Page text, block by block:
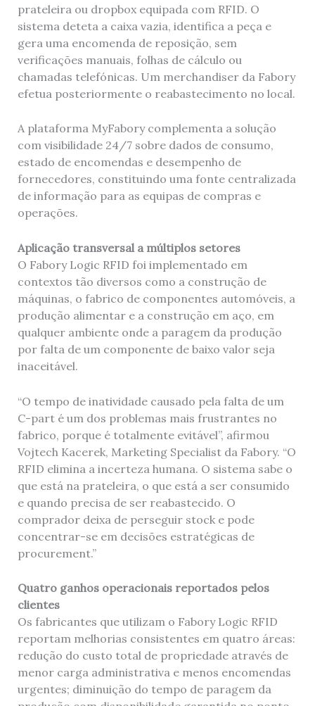
prateleira ou dropbox equipada com RFID. O
sistema deteta a caixa vazia, identifica a peça e
gera uma encomenda de reposição, sem
verificações manuais, folhas de cálculo ou
chamadas telefónicas. Um merchandiser da Fabory
efetua posteriormente o reabastecimento no local.
A plataforma MyFabory complementa a solução
com visibilidade 24/7 sobre dados de consumo,
estado de encomendas e desempenho de
fornecedores, constituindo uma fonte centralizada
de informação para as equipas de compras e
operações.
Aplicação transversal a múltiplos setores
O Fabory Logic RFID foi implementado em
contextos tão diversos como a construção de
máquinas, o fabrico de componentes automóveis, a
produção alimentar e a construção em aço, em
qualquer ambiente onde a paragem da produção
por falta de um componente de baixo valor seja
inaceitável.
“O tempo de inatividade causado pela falta de um
C-part é um dos problemas mais frustrantes no
fabrico, porque é totalmente evitável”, afirmou
Vojtech Kacerek, Marketing Specialist da Fabory. “O
RFID elimina a incerteza humana. O sistema sabe o
que está na prateleira, o que está a ser consumido
e quando precisa de ser reabastecido. O
comprador deixa de perseguir stock e pode
concentrar-se em decisões estratégicas de
procurement.”
Quatro ganhos operacionais reportados pelos
clientes
Os fabricantes que utilizam o Fabory Logic RFID
reportam melhorias consistentes em quatro áreas:
redução do custo total de propriedade através de
menor carga administrativa e menos encomendas
urgentes; diminuição do tempo de paragem da